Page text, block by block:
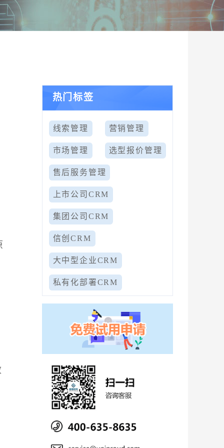
热门标签
线索管理 营销管理
市场管理 选型报价管理
售后服务管理
上市公司CRM
集团公司CRM
信创CRM
大中型企业CRM
私有化部署CRM